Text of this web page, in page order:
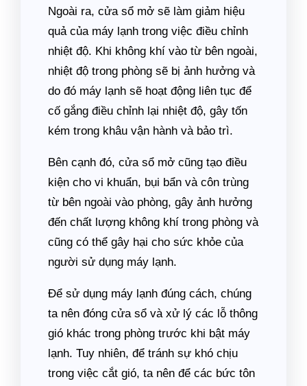
Ngoài ra, cửa sổ mở sẽ làm giảm hiệu
quả của máy lạnh trong việc điều chỉnh
nhiệt độ. Khi không khí vào từ bên ngoài,
nhiệt độ trong phòng sẽ bị ảnh hưởng và
do đó máy lạnh sẽ hoạt động liên tục để
cố gắng điều chỉnh lại nhiệt độ, gây tốn
kém trong khâu vận hành và bảo trì.
Bên cạnh đó, cửa sổ mở cũng tạo điều
kiện cho vi khuẩn, bụi bẩn và côn trùng
từ bên ngoài vào phòng, gây ảnh hưởng
đến chất lượng không khí trong phòng và
cũng có thể gây hại cho sức khỏe của
người sử dụng máy lạnh.
Để sử dụng máy lạnh đúng cách, chúng
ta nên đóng cửa sổ và xử lý các lỗ thông
gió khác trong phòng trước khi bật máy
lạnh. Tuy nhiên, để tránh sự khó chịu
trong việc cắt gió, ta nên để các bức tôn